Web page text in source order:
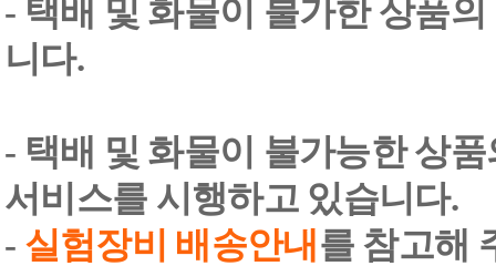
- 택배 및 화물이 불가한 상품
니다.
- 택배 및 화물이 불가능한 상
서비스를 시행하고 있습니다.
- 실험장비 배송안내 를 참고해